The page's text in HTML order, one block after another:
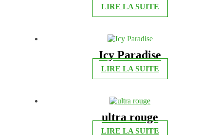
LIRE LA SUITE
Icy Paradise
LIRE LA SUITE
ultra rouge
LIRE LA SUITE